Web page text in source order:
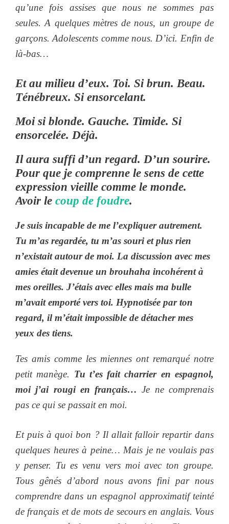
qu’une fois assises que nous ne sommes pas
seules. A quelques mètres de nous, un groupe de
garçons. Adolescents comme nous. D’ici. Enfin de
là-bas…
Et au milieu d’eux. Toi. Si brun. Beau.
Ténébreux. Si ensorcelant.
Moi si blonde. Gauche. Timide. Si
ensorcelée. Déjà.
Il aura suffi d’un regard. D’un sourire.
Pour que je comprenne le sens de cette
expression vieille comme le monde.
Avoir le coup de foudre.
Je suis incapable de me l’expliquer autrement.
Tu m’as regardée, tu m’as souri et plus rien
n’existait autour de moi. La discussion avec mes
amies était devenue un brouhaha incohérent à
mes oreilles. J’étais avec elles mais ma bulle
m’avait emporté vers toi. Hypnotisée par ton
regard, il m’était impossible de détacher mes
yeux des tiens.
Tes amis comme les miennes ont remarqué notre
petit manège. Tu t’es fait charrier en espagnol,
moi j’ai rougi en français… Je ne comprenais
pas ce qui se passait en moi.
Et puis à quoi bon ? Il allait falloir repartir dans
quelques heures à peine… Mais je ne voulais pas
y penser. Tu es venu vers moi avec ton groupe.
Tous gênés d’abord nous avons fini par nous
comprendre dans un espagnol approximatif teinté
de français et de mots de secours en anglais. Vous